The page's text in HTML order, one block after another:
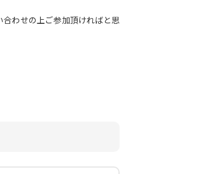
わせの上ご参加頂ければと思